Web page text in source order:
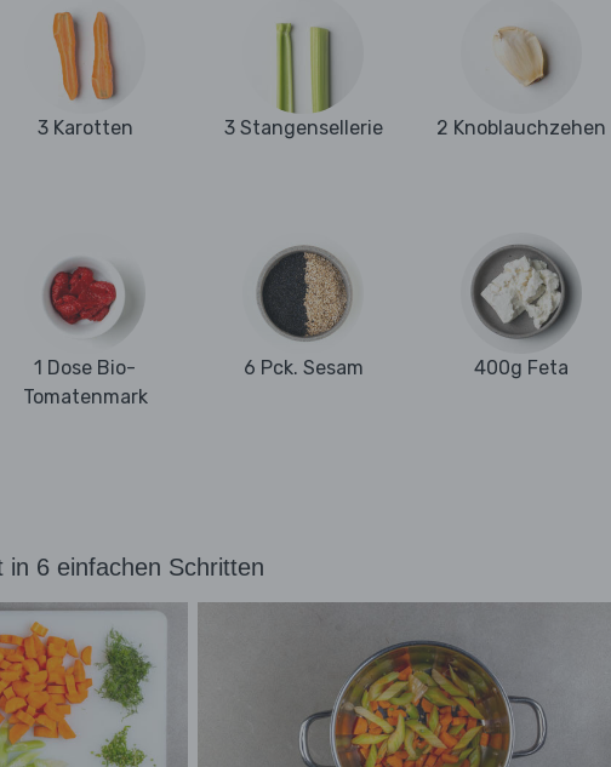
3 Karotten 3 Stangensellerie 2 Knoblauchzehen
1 Dose Bio-
Tomatenmark
6 Pck. Sesam 400g Feta
in 6 einfachen Schritten